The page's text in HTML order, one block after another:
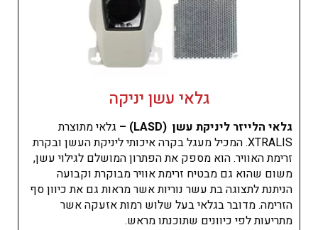
גלאי עשן יניקה
גלאי הלייזר ליניקת עשן (LASD) –
גלאי מתוצרת
XTRALIS. המכיל מעגל בקרה איכותי ליניקת העשן ובקרת
זרימת האוויר. הוא מספק את הפתרון המושלם לגילוי עשן,
משום שהוא גם מבטיח זרימת אוויר מבוקרת וקבועה
הניתנת לתצוגה בת עשר נוריות אשר מראות גם את כיוון סף
הזרימה. מדובר בגלאי בעל שלוש רמות אזעקה אשר
מתריעות לפי כיוונים שתוכנתו מראש.